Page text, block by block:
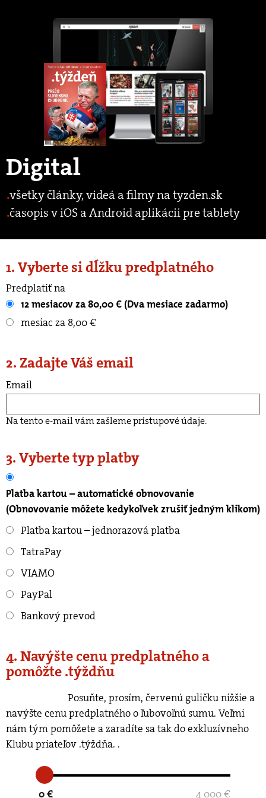
Digital
všetky články, videá a filmy na tyzden.sk
časopis v iOS a Android aplikácii pre tablety
1. Vyberte si dĺžku predplatného
Predplatiť na
12 mesiacov za 80,00 € (Dva mesiace zadarmo)
mesiac za 8,00 €
2. Zadajte Váš email
Email
Na tento e-mail vám zašleme prístupové údaje.
3. Vyberte typ platby
Platba kartou – automatické obnovovanie
(Obnovovanie môžete kedykoľvek zrušiť jedným klikom)
Platba kartou – jednorazová platba
TatraPay
VIAMO
PayPal
Bankový prevod
4. Navýšte cenu predplatného a
pomôžte .týždňu
navýšte cenu predplatného o ľubovoľnú sumu. Veľmi
nám tým pomôžete a zaradíte sa tak do exkluzívneho
Klubu priateľov .týždňa. .
0 € 4 000 €